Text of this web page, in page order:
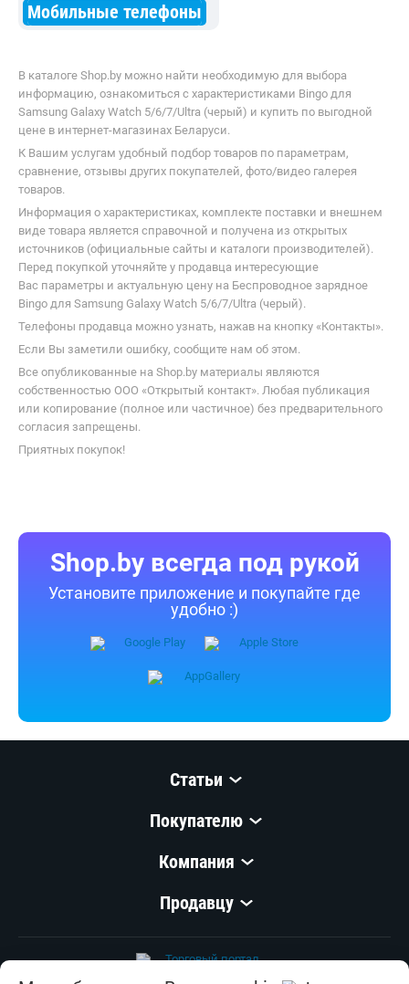
Мобильные телефоны
В каталоге Shop.by можно найти необходимую для выбора
информацию, ознакомиться с характеристиками Bingo для
Samsung Galaxy Watch 5/6/7/Ultra (черый) и купить по выгодной
цене в интернет-магазинах Беларуси.
К Вашим услугам удобный подбор товаров по параметрам,
сравнение, отзывы других покупателей, фото/видео галерея
товаров.
Информация о характеристиках, комплекте поставки и внешнем
виде товара является справочной и получена из открытых
источников (официальные сайты и каталоги производителей).
Перед покупкой уточняйте у продавца интересующие
Вас параметры и актуальную цену на Беспроводное зарядное
Bingo для Samsung Galaxy Watch 5/6/7/Ultra (черый).
Телефоны продавца можно узнать, нажав на кнопку «Контакты».
Если Вы заметили ошибку, сообщите нам об этом.
Все опубликованные на Shop.by материалы являются
собственностью ООО «Открытый контакт». Любая публикация
или копирование (полное или частичное) без предварительного
согласия запрещены.
Приятных покупок!
Shop.by всегда под рукой
Установите приложение и покупайте где
удобно :)
Статьи
Покупателю
Компания
Продавцу